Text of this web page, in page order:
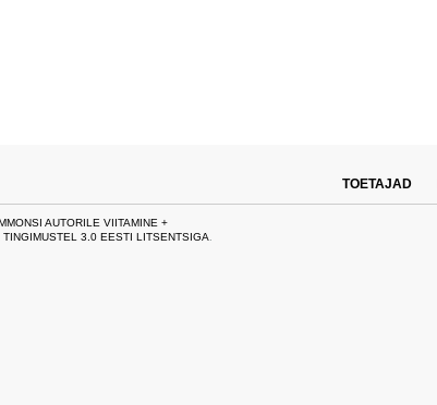
TOETAJAD
AUTORILE VIITAMINE +
3.0 EESTI LITSENTSIGA